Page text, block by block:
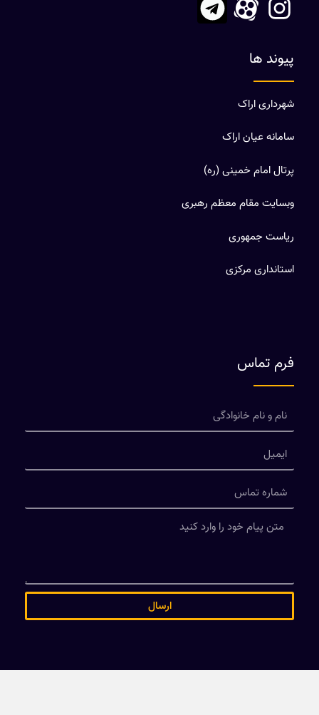
پیوند ها
شهرداری اراک
سامانه عیان اراک
پرتال امام خمینی (ره)
وبسایت مقام معظم رهبری
ریاست جمهوری
استانداری مرکزی
فرم تماس
ارسال